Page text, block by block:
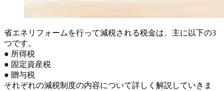
省エネリフォームを行って減税される税金は、主に以下の3
つです。
● 所得税
● 固定資産税
● 贈与税
それぞれの減税制度の内容について詳しく解説していきま